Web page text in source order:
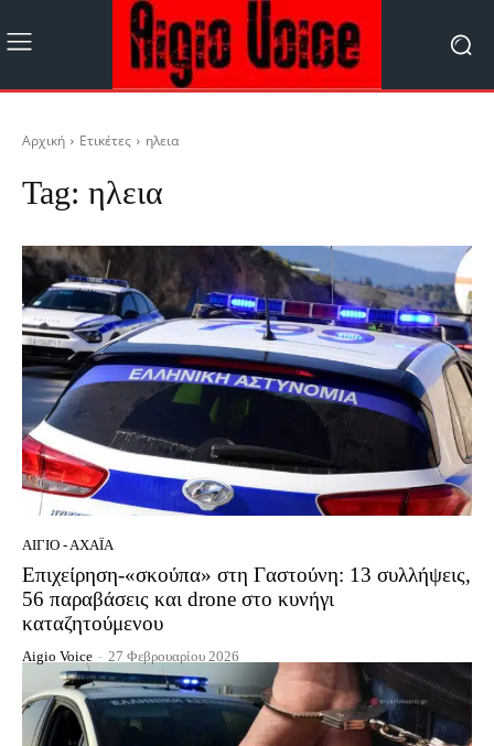
Αρχική Ετικέτες ηλεια
Tag: ηλεια
ΑΊΓΙΟ - ΑΧΑΪ́Α
Επιχείρηση-«σκούπα» στη Γαστούνη: 13 συλλήψεις,
56 παραβάσεις και drone στο κυνήγι
καταζητούμενου
Aigio Voice - 27 Φεβρουαρίου 2026